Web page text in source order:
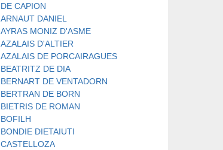
DE CAPION
ARNAUT DANIEL
AYRAS MONIZ D'ASME
AZALAIS D'ALTIER
AZALAIS DE PORCAIRAGUES
BEATRITZ DE DIA
BERNART DE VENTADORN
BERTRAN DE BORN
BIETRIS DE ROMAN
BOFILH
BONDIE DIETAIUTI
CASTELLOZA